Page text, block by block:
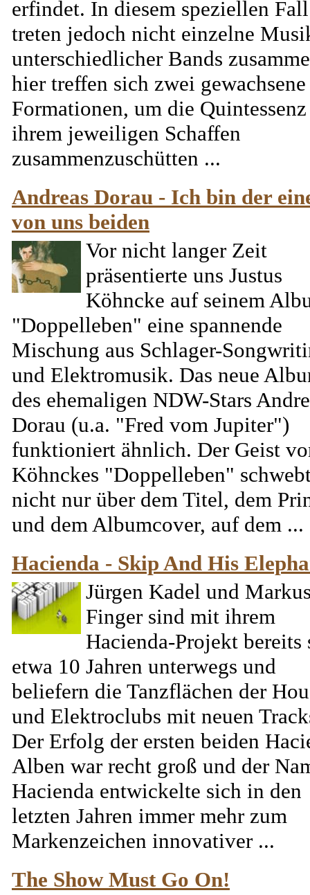
erfindet. In diesem speziellen Fall
treten jedoch nicht einzelne
unterschiedlicher Bands
hier treffen sich zwei gewachsene
Formationen, um die Quintessenz
ihrem jeweiligen Schaffen
zusammenzuschütten ...
Andreas Dorau - Ich bin der
von uns beiden
Vor nicht langer Zeit
präsentierte uns Justus
Köhncke auf seinem
"Doppelleben" eine spannende
Mischung aus Schlager-
und Elektromusik. Das neue
des ehemaligen NDW-Stars
Dorau (u.a. "Fred vom Jupiter")
funktioniert ähnlich. Der Geist
Köhnckes "Doppelleben"
nicht nur über dem Titel, dem
und dem Albumcover, auf dem ...
Hacienda - Skip And His
Jürgen Kadel und
Finger sind mit ihrem
Hacienda-Projekt bereits
etwa 10 Jahren unterwegs und
beliefern die Tanzflächen der
und Elektroclubs mit neuen
Der Erfolg der ersten beiden
Alben war recht groß und der
Hacienda entwickelte sich in den
letzten Jahren immer mehr zum
Markenzeichen innovativer ...
The Show Must Go On!